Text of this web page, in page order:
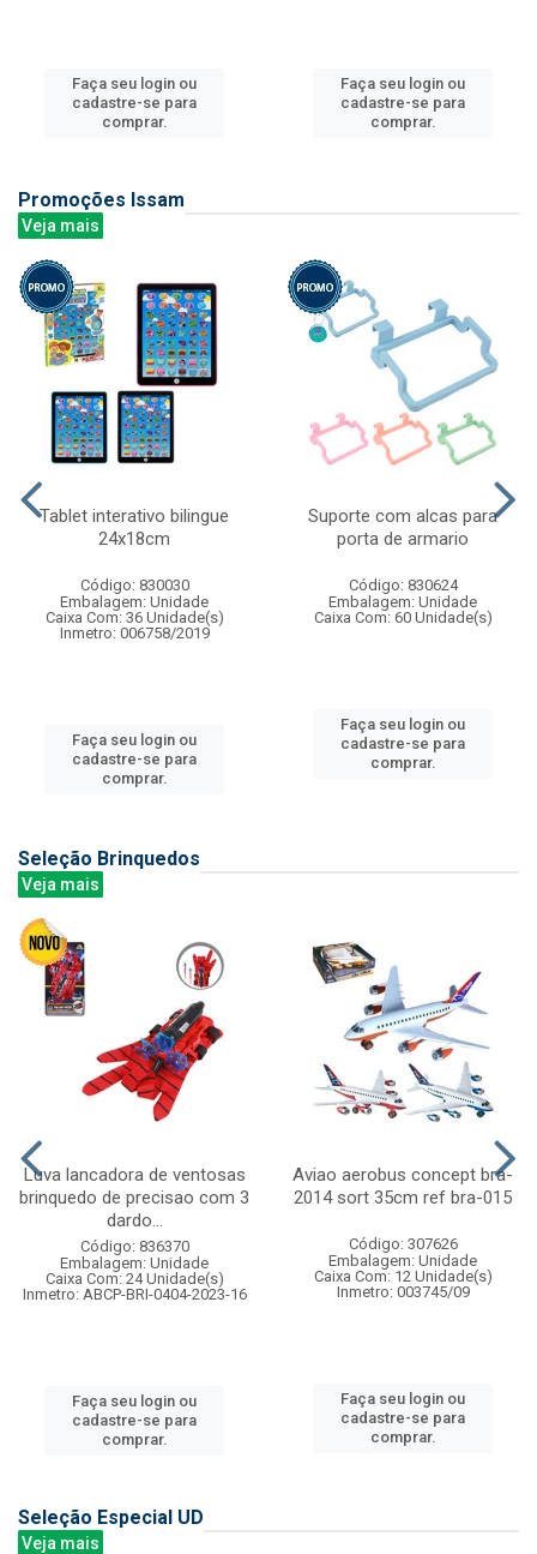
Faça seu login ou
cadastre-se para
comprar.
Faça seu login ou
cadastre-se para
comprar.
Promoções Issam
Veja mais
Tablet interativo bilingue
24x18cm
Código: 830030
Embalagem: Unidade
Caixa Com: 36 Unidade(s)
Inmetro: 006758/2019
Faça seu login ou
cadastre-se para
comprar.
Suporte com alcas para
porta de armario
Código: 830624
Embalagem: Unidade
Caixa Com: 60 Unidade(s)
Faça seu login ou
cadastre-se para
comprar.
Seleção Brinquedos
Veja mais
Luva lancadora de ventosas
brinquedo de precisao com 3
dardo...
Código: 836370
Embalagem: Unidade
Caixa Com: 24 Unidade(s)
Inmetro: ABCP-BRI-0404-2023-16
Faça seu login ou
cadastre-se para
comprar.
Aviao aerobus concept bra-
2014 sort 35cm ref bra-015
Código: 307626
Embalagem: Unidade
Caixa Com: 12 Unidade(s)
Inmetro: 003745/09
Faça seu login ou
cadastre-se para
comprar.
Seleção Especial UD
Veja mais